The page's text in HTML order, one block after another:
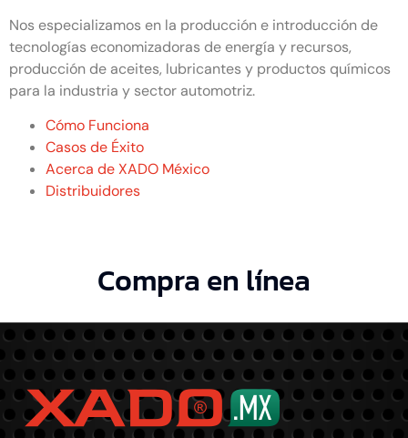
Nos especializamos en la producción e introducción de
tecnologías economizadoras de energía y recursos,
producción de aceites, lubricantes y productos químicos
para la industria y sector automotriz.
Cómo Funciona
Casos de Éxito
Acerca de XADO México
Distribuidores
Compra en línea